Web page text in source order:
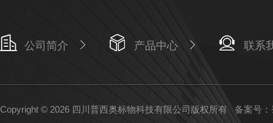
公司简介 产品中心 联系
Copyright © 2026 四川普西奥标物科技有限公司版权所有 备案号：